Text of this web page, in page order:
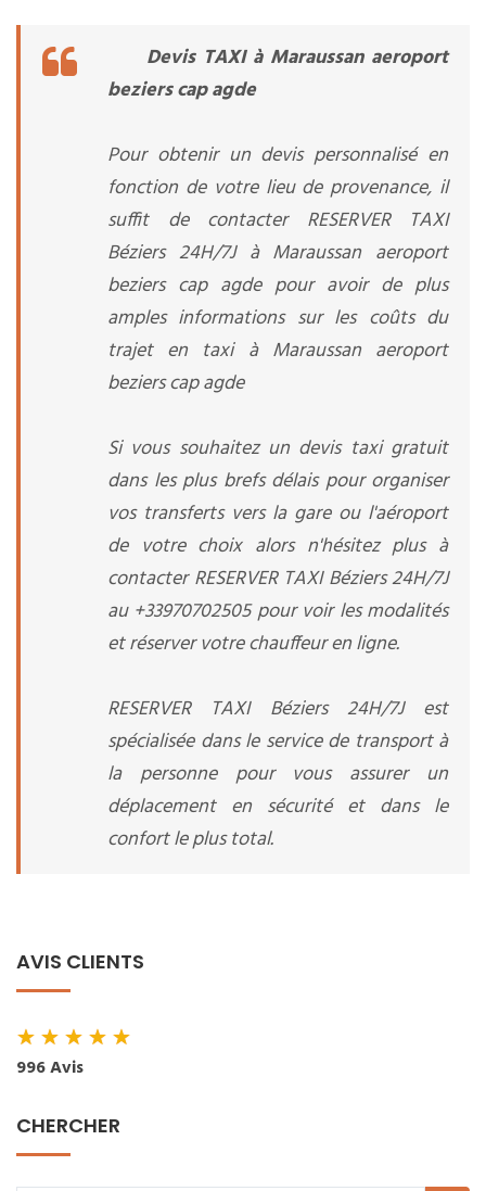
Devis TAXI à Maraussan aeroport
beziers cap agde
Pour obtenir un devis personnalisé en
fonction de votre lieu de provenance, il
suffit de contacter RESERVER TAXI
Béziers 24H/7J à Maraussan aeroport
beziers cap agde pour avoir de plus
amples informations sur les coûts du
trajet en taxi à Maraussan aeroport
beziers cap agde
Si vous souhaitez un devis taxi gratuit
dans les plus brefs délais pour organiser
vos transferts vers la gare ou l'aéroport
de votre choix alors n'hésitez plus à
contacter RESERVER TAXI Béziers 24H/7J
au +33970702505 pour voir les modalités
et réserver votre chauffeur en ligne.
RESERVER TAXI Béziers 24H/7J est
spécialisée dans le service de transport à
la personne pour vous assurer un
déplacement en sécurité et dans le
confort le plus total.
AVIS CLIENTS
★★★★★
996 Avis
CHERCHER